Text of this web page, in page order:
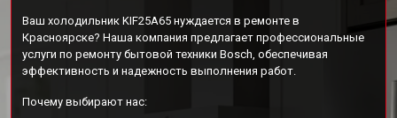
Ваш холодильник KIF25A65 нуждается в ремонте в
Красноярске? Наша компания предлагает профессиональные
услуги по ремонту бытовой техники Bosch, обеспечивая
эффективность и надежность выполнения работ.
Почему выбирают нас: